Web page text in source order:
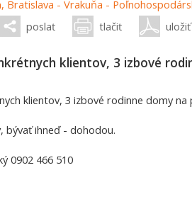
poslať tlačiť
klientov, 3 izbové
klientov, 3 izbové rodinne domy
bývať ihneď - dohodou.
0902 466 510